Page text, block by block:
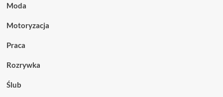
Moda
Motoryzacja
Praca
Rozrywka
Ślub